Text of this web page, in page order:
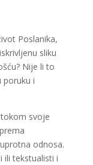
Poslanika,
sliku
Nije li to
poruku i
svoje
odnosa.
ili tekstualisti i